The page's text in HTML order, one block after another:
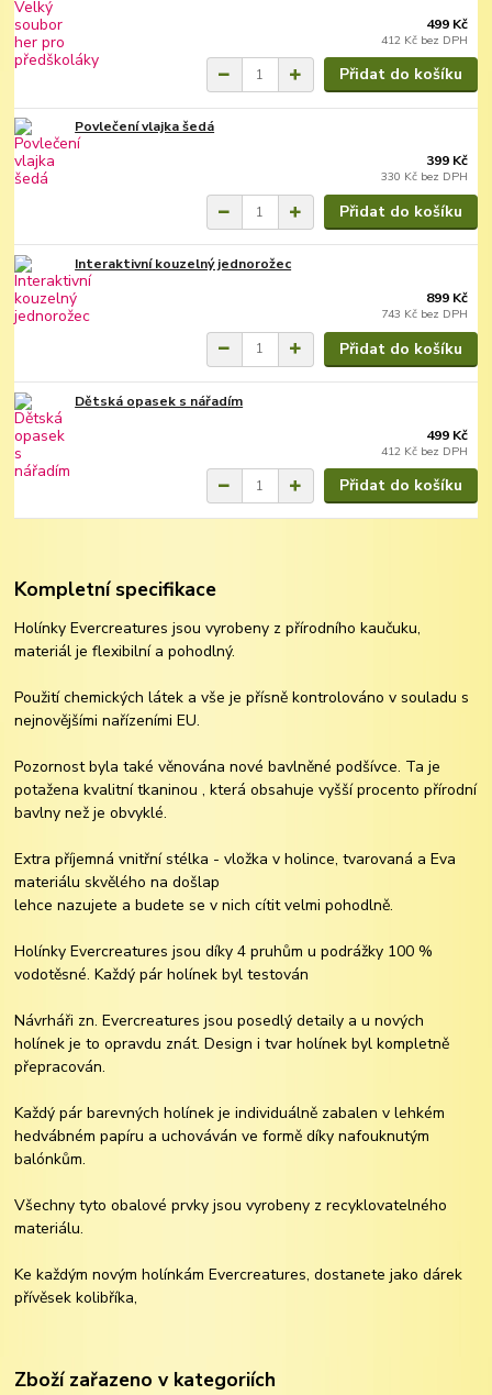
499 Kč
412 Kč bez DPH
Přidat do košíku
Povlečení vlajka šedá
399 Kč
330 Kč bez DPH
Přidat do košíku
Interaktivní kouzelný jednorožec
899 Kč
743 Kč bez DPH
Přidat do košíku
Dětská opasek s nářadím
499 Kč
412 Kč bez DPH
Přidat do košíku
Kompletní specifikace
Holínky Evercreatures jsou vyrobeny z přírodního kaučuku,
materiál je flexibilní a pohodlný.
Použití chemických látek a vše je přísně kontrolováno v souladu s
nejnovějšími nařízeními EU.
Pozornost byla také věnována nové bavlněné podšívce. Ta je
potažena kvalitní tkaninou , která obsahuje vyšší procento přírodní
bavlny než je obvyklé.
Extra příjemná vnitřní stélka - vložka v holince, tvarovaná a Eva
materiálu skvělého na došlap
lehce nazujete a budete se v nich cítit velmi pohodlně.
Holínky Evercreatures jsou díky 4 pruhům u podrážky 100 %
vodotěsné. Každý pár holínek byl testován
Návrháři zn. Evercreatures jsou posedlý detaily a u nových
holínek je to opravdu znát. Design i tvar holínek byl kompletně
přepracován.
Každý pár barevných holínek je individuálně zabalen v lehkém
hedvábném papíru a uchováván ve formě díky nafouknutým
balónkům.
Všechny tyto obalové prvky jsou vyrobeny z recyklovatelného
materiálu.
Ke každým novým holínkám Evercreatures, dostanete jako dárek
přívěsek kolibříka,
Zboží zařazeno v kategoriích